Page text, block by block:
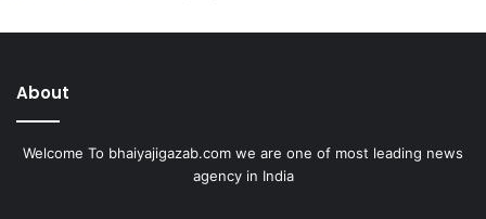
About
Welcome To bhaiyajigazab.com we are one of most leading news
agency in India